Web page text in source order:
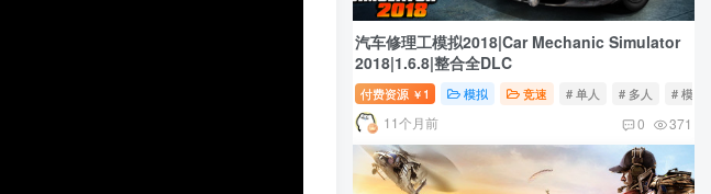
汽车修理工模拟2018|Car Mechanic Simulator
2018|1.6.8|整合全DLC
付费资源 ￥ 1 模拟 竞速 # 单人 # 多人 # 模拟
11个月前 0 371